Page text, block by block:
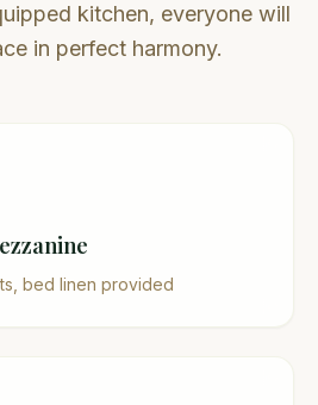
kitchen, everyone will
in perfect harmony.
bed linen provided